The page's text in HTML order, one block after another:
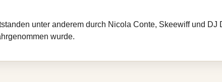
unter anderem durch Nicola Conte, Skeewiff und
wurde.